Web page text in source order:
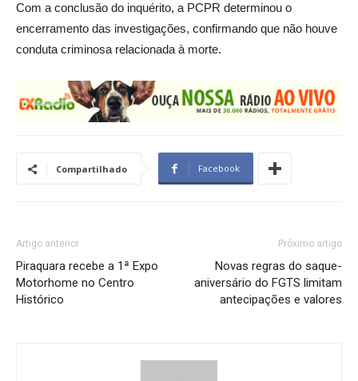
Com a conclusão do inquérito, a PCPR determinou o
encerramento das investigações, confirmando que não houve
conduta criminosa relacionada à morte.
Compartilhado Facebook
Artigo anterior
Piraquara recebe a 1ª Expo
Motorhome no Centro
Histórico
Próximo artigo
Novas regras do saque-
aniversário do FGTS limitam
antecipações e valores